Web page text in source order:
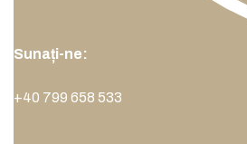
Sunați-ne:
+40 799 658 533